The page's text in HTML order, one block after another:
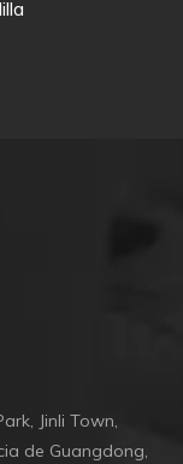
Jinli Town,
de Guangdong,